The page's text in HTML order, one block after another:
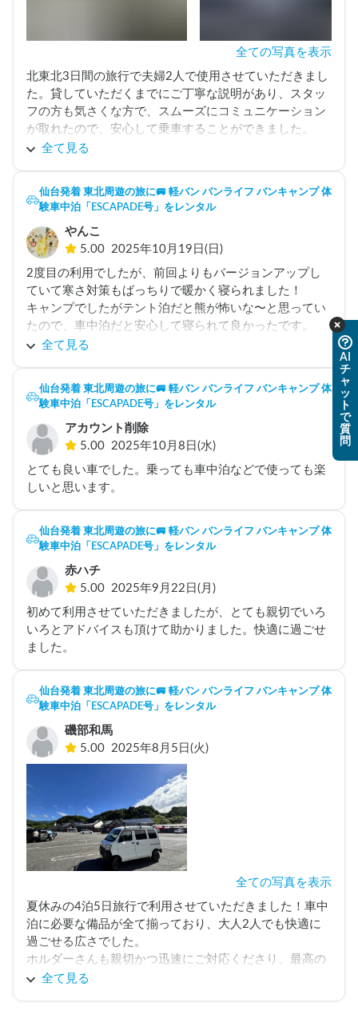
全ての写真を表示
北東北3日間の旅行で夫婦2人で使用させていただきまし
た。貸していただくまでにご丁寧な説明があり、スタッ
フの方も気さくな方で、スムーズにコミュニケーション
が取れたので、安心して乗車することができました。
大雪警報が発令される非常に厳しい環境での運転で(完全
りました。もし雪道での利用を考えている場合は、雪道
ただ、車中泊の際、車内が広く、マットも無料で設置し
てもらえたので、非常に快適に過ごすことができ、とて
も満足しました。
東北旅行に行く際は、また利用させていただきたいと思
います。一生思い出に残る旅行でした！ありがとうござ
いました！
全て見る
仙台発着 東北周遊の旅に🚐 軽バン バンライフ バンキャンプ 体
験車中泊「ESCAPADE号」をレンタル
やんこ
5.00 2025年10月19日(日)
2度目の利用でしたが、前回よりもバージョンアップし
ていて寒さ対策もばっちりで暖かく寝られました！
キャンプでしたがテント泊だと熊が怖いな〜と思ってい
たので、車中泊だと安心して寝られて良かったです。
全て見る
仙台発着 東北周遊の旅に🚐 軽バン バンライフ バンキャンプ 体
験車中泊「ESCAPADE号」をレンタル
アカウント削除
5.00 2025年10月8日(水)
とても良い車でした。乗っても車中泊などで使っても楽
しいと思います。
仙台発着 東北周遊の旅に🚐 軽バン バンライフ バンキャンプ 体
験車中泊「ESCAPADE号」をレンタル
赤ハチ
5.00 2025年9月22日(月)
初めて利用させていただきましたが、とても親切でいろ
いろとアドバイスも頂けて助かりました。快適に過ごせ
ました。
仙台発着 東北周遊の旅に🚐 軽バン バンライフ バンキャンプ 体
験車中泊「ESCAPADE号」をレンタル
磯部和馬
5.00 2025年8月5日(火)
全ての写真を表示
夏休みの4泊5日旅行で利用させていただきました！車中
泊に必要な備品が全て揃っており、大人2人でも快適に
過ごせる広さでした。
ホルダーさんも親切かつ迅速にご対応くださり、最高の
思い出になりました！ありがとうございました！
全て見る
AI
チ
ャ
ッ
ト
で
質
問